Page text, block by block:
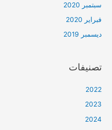
سبتمبر 2020
فبراير 2020
ديسمبر 2019
تصنيفات
2022
2023
2024